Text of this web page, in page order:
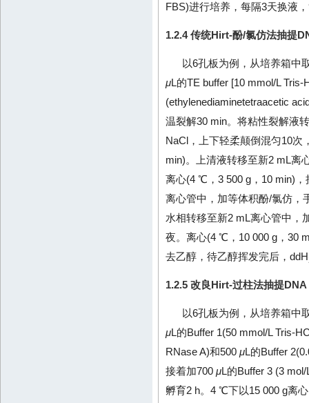
FBS)进行培养，每隔3天换液
1.2.4 传统Hirt-酚/氯仿法抽提
以6孔板为例，从培养箱中
μL的TE buffer [10 mmol/L
(ethylenediaminetetraacetic
温裂解30 min。将粘性裂解液
NaCl，上下轻柔颠倒混匀10
min)。上清液转移至新2 mL离
离心(4 ℃，3 500 g，10 min)
离心管中，加等体积酚/氯仿，
水相转移至新2 mL离心管中
夜。离心(4 ℃，10 000 g，30
去乙醇，待乙醇挥发完后，ddH
1.2.5 改良Hirt-过柱法抽提DNA
以6孔板为例，从培养箱中
μL的Buffer 1(50 mmol/L Tris-
RNase A)和500 μL的Buffer
接着加700 μL的Buffer 3 (3
孵育2 h。4 ℃下以15 000 g离